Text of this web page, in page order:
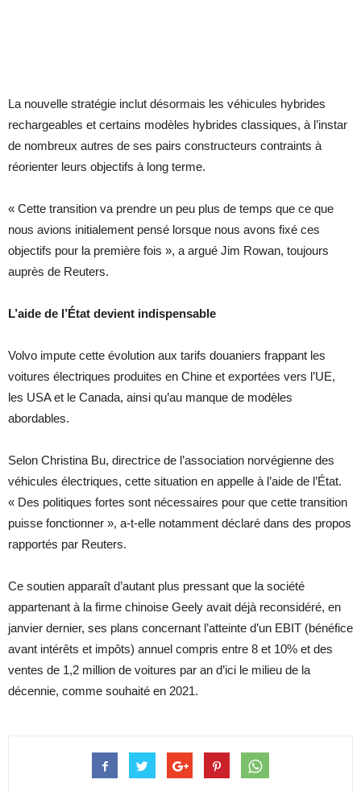
La nouvelle stratégie inclut désormais les véhicules hybrides
rechargeables et certains modèles hybrides classiques, à l’instar
de nombreux autres de ses pairs constructeurs contraints à
réorienter leurs objectifs à long terme.
« Cette transition va prendre un peu plus de temps que ce que
nous avions initialement pensé lorsque nous avons fixé ces
objectifs pour la première fois », a argué Jim Rowan, toujours
auprès de Reuters.
L’aide de l’État devient indispensable
Volvo impute cette évolution aux tarifs douaniers frappant les
voitures électriques produites en Chine et exportées vers l’UE,
les USA et le Canada, ainsi qu’au manque de modèles
abordables.
Selon Christina Bu, directrice de l’association norvégienne des
véhicules électriques, cette situation en appelle à l’aide de l’État.
« Des politiques fortes sont nécessaires pour que cette transition
puisse fonctionner », a-t-elle notamment déclaré dans des propos
rapportés par Reuters.
Ce soutien apparaît d’autant plus pressant que la société
appartenant à la firme chinoise Geely avait déjà reconsidéré, en
janvier dernier, ses plans concernant l’atteinte d’un EBIT (bénéfice
avant intérêts et impôts) annuel compris entre 8 et 10% et des
ventes de 1,2 million de voitures par an d’ici le milieu de la
décennie, comme souhaité en 2021.